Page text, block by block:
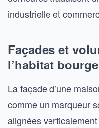
industrielle et
Façades et
l’habitat
La façade d’une
comme un marqueur
alignées